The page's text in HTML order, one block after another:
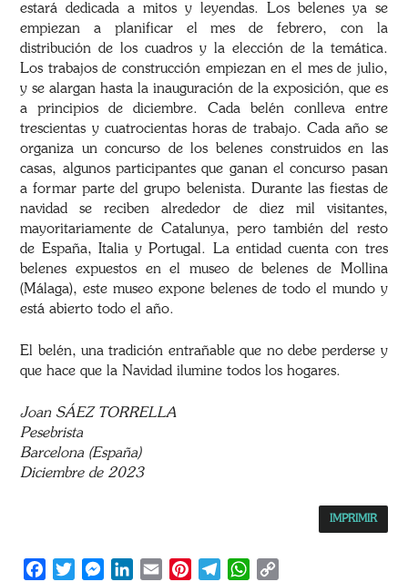
estará dedicada a mitos y leyendas. Los belenes ya se
empiezan a planificar el mes de febrero, con la
distribución de los cuadros y la elección de la temática.
Los trabajos de construcción empiezan en el mes de julio,
y se alargan hasta la inauguración de la exposición, que es
a principios de diciembre. Cada belén conlleva entre
trescientas y cuatrocientas horas de trabajo. Cada año se
organiza un concurso de los belenes construidos en las
casas, algunos participantes que ganan el concurso pasan
a formar parte del grupo belenista. Durante las fiestas de
navidad se reciben alrededor de diez mil visitantes,
mayoritariamente de Catalunya, pero también del resto
de España, Italia y Portugal. La entidad cuenta con tres
belenes expuestos en el museo de belenes de Mollina
(Málaga), este museo expone belenes de todo el mundo y
está abierto todo el año.
El belén, una tradición entrañable que no debe perderse y
que hace que la Navidad ilumine todos los hogares.
Joan SÁEZ TORRELLA
Pesebrista
Barcelona (España)
Diciembre de 2023
IMPRIMIR
FacebookTwitterMessengerLinkedIn
Email PinterestTelegramWhatsApp